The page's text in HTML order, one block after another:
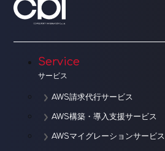
Service
サービス
AWS請求代行サービス
AWS構築・導入支援サービス
AWSマイグレーションサービス